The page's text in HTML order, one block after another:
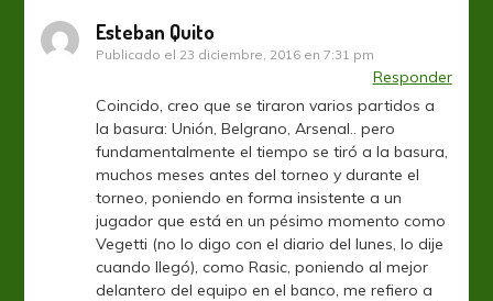
Esteban Quito
Publicado el 23 diciembre, 2016 en 7:31 pm
Responder
Coincido, creo que se tiraron varios partidos a
la basura: Unión, Belgrano, Arsenal.. pero
fundamentalmente el tiempo se tiró a la basura,
muchos meses antes del torneo y durante el
torneo, poniendo en forma insistente a un
jugador que está en un pésimo momento como
Vegetti (no lo digo con el diario del lunes, lo dije
cuando llegó), como Rasic, poniendo al mejor
delantero del equipo en el banco, me refiero a